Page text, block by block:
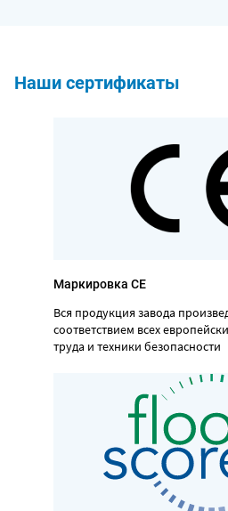
Наши сертификаты
Маркировка CE
Вся продукция завода
соответствием всех
труда и техники безопасности